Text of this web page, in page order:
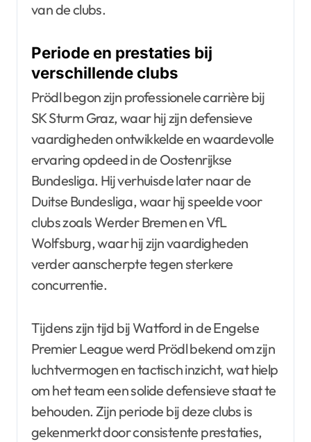
van de clubs.
Periode en prestaties bij
verschillende clubs
Prödl begon zijn professionele carrière bij
SK Sturm Graz, waar hij zijn defensieve
vaardigheden ontwikkelde en waardevolle
ervaring opdeed in de Oostenrijkse
Bundesliga. Hij verhuisde later naar de
Duitse Bundesliga, waar hij speelde voor
clubs zoals Werder Bremen en VfL
Wolfsburg, waar hij zijn vaardigheden
verder aanscherpte tegen sterkere
concurrentie.
Tijdens zijn tijd bij Watford in de Engelse
Premier League werd Prödl bekend om zijn
luchtvermogen en tactisch inzicht, wat hielp
om het team een solide defensieve staat te
behouden. Zijn periode bij deze clubs is
gekenmerkt door consistente prestaties,